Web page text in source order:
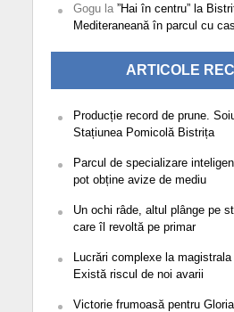
Gogula ”Hai în centru” la
Mediteraneană în parcul cu
ARTICOLE
Producție record de prune.
Stațiunea Pomicolă Bistrița
Parcul de specializare
pot obține avize de mediu
Un ochi râde, altul plânge pe
care îl revoltă pe primar
Lucrări complexe la
Există riscul de noi avarii
Victorie frumoasă pentru